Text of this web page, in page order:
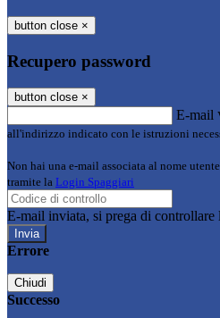
button close ×
Recupero password
button close ×
E-mail
all'indirizzo indicato con le istruzioni
Non hai una e-mail associata al nome
tramite la Login Spaggiari
E-mail inviata, si prega di controllare
Errore
Chiudi
Successo